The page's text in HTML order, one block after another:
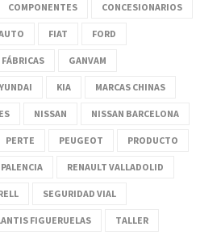
COMPONENTES CONCESIONARIOS
FIAT FORD
FÁBRICAS GANVAM
KIA MARCAS CHINAS
NISSAN NISSAN BARCELONA
PERTE PEUGEOT PRODUCTO
RENAULT VALLADOLID
SEGURIDAD VIAL
FIGUERUELAS TALLER